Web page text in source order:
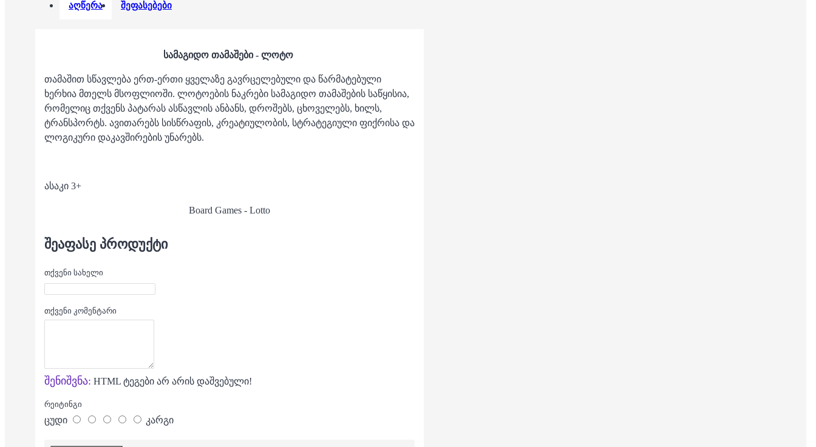
აღწერა შეფასებები
სამაგიდო თამაშები - ლოტო
თამაშით სწავლება ერთ-ერთი ყველაზე გავრცელებული და წარმატებული
ხერხია მთელს მსოფლიოში. ლოტოების ნაკრები სამაგიდო თამაშების საწყისია,
რომელიც თქვენს პატარას ასწავლის ანბანს, დროშებს, ცხოველებს, ხილს,
ტრანსპორტს. ავითარებს სისწრაფის, კრეატიულობის, სტრატეგიული ფიქრისა და
ლოგიკური დაკავშირების უნარებს.
ასაკი 3+
Board Games - Lotto
ᲨᲔᲐᲤᲐᲡᲔ ᲞᲠᲝᲓᲣᲥᲢᲘ
თქვენი სახელი
თქვენი კომენტარი
შენიშვნა: HTML ტეგები არ არის დაშვებული!
რეიტინგი
ცუდი კარგი